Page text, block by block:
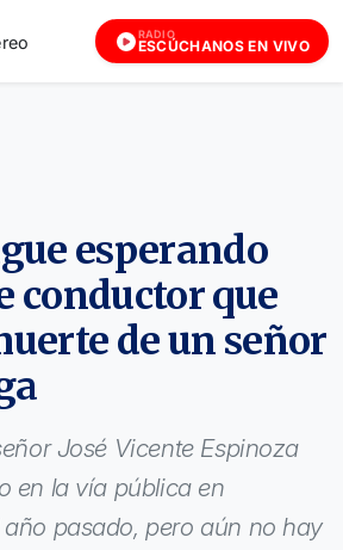
RADIO
ESCÚCHANOS EN VIVO
esperando
conductor que
de un señor
José Vicente Espinoza
en la vía pública en
pasado, pero aún no hay